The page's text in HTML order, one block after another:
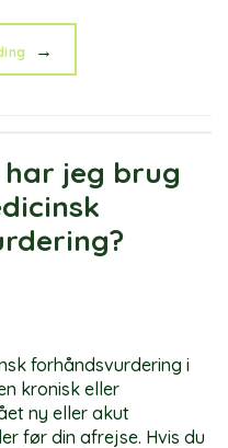
→
jeg brug
forhåndsvurdering i
kronisk eller
ny eller akut
før din afrejse. Hvis du